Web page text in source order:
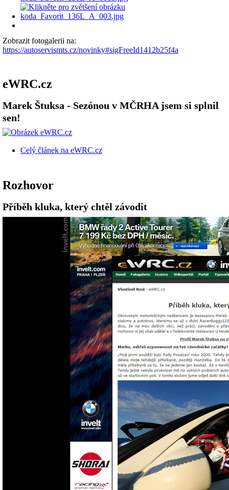
Zobrazit fotogalerii na:
https://autoservismts.cz/novinky#sigFreeId1412b25f4a
eWRC.cz
Marek Štuksa - Sezónou v MČRHA jsem si splnil
sen!
Celý článek na eWRC.cz
Rozhovor
Příběh kluka, který chtěl závodit